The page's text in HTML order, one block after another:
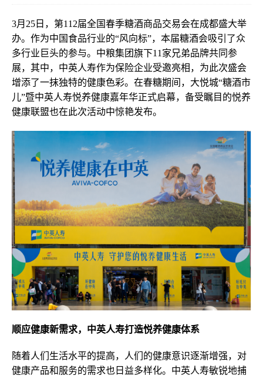
3月25日，第112届全国春季糖酒商品交易会在成都盛大举
办。作为中国食品行业的“风向标”，本届糖酒会吸引了众
多行业巨头的参与。中粮集团旗下11家兄弟品牌共同参
展，其中，中英人寿作为保险企业受邀亮相，为此次盛会
增添了一抹独特的健康色彩。在春糖期间，大悦城“糖酒市
儿”暨中英人寿悦养健康嘉年华正式启幕，备受瞩目的悦养
健康联盟也在此次活动中惊艳发布。
顺应健康新需求，中英人寿打造悦养健康体系
随着人们生活水平的提高，人们的健康意识逐渐增强，对
健康产品和服务的需求也日益多样化。中英人寿敏锐地捕